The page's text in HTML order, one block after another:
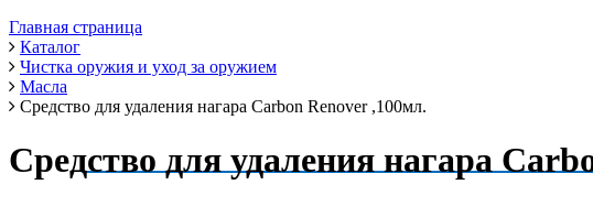
Главная страница
Каталог
Чистка оружия и уход за оружием
Масла
Средство для удаления нагара Carbon Renover ,100мл.
Средство для удаления нагара